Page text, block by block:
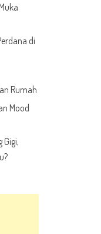
di
Rumah
Mood
Gigi,